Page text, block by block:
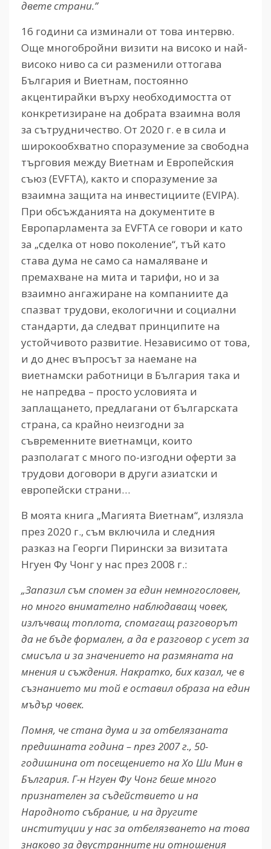
двете страни.”
16 години са изминали от това интервю.
Още многобройни визити на високо и най-
високо ниво са си разменили оттогава
България и Виетнам, постоянно
акцентирайки върху необходимостта от
конкретизиране на добрата взаимна воля
за сътрудничество. От 2020 г. е в сила и
широкообхватно споразумение за свободна
търговия между Виетнам и Европейския
съюз (EVFTA), както и споразумение за
взаимна защита на инвестициите (EVIPA).
При обсъжданията на документите в
Европарламента за EVFTA се говори и като
за „сделка от ново поколение“, тъй като
става дума не само са намаляване и
премахване на мита и тарифи, но и за
взаимно ангажиране на компаниите да
спазват трудови, екологични и социални
стандарти, да следват принципите на
устойчивото развитие. Независимо от това,
и до днес въпросът за наемане на
виетнамски работници в България така и
не напредва – просто условията и
заплащането, предлагани от българската
страна, са крайно неизгодни за
съвременните виетнамци, които
разполагат с много по-изгодни оферти за
трудови договори в други азиатски и
европейски страни…
В моята книга „Магията Виетнам“, излязла
през 2020 г., съм включила и следния
разказ на Георги Пирински за визитата
Нгуен Фу Чонг у нас през 2008 г.:
„Запазил съм спомен за един немногословен,
но много внимателно наблюдаващ човек,
излъчващ топлота, спомагащ разговорът
да не бъде формален, а да е разговор с усет за
смисъла и за значението на размяната на
мнения и съждения. Накратко, бих казал, че в
съзнанието ми той е оставил образа на един
мъдър човек.
Помня, че стана дума и за отбелязаната
предишната година – през 2007 г., 50-
годишнина от посещението на Хо Ши Мин в
България. Г-нНгуен Фу Чонгбеше много
признателен за съдействието и на
Народното събрание, и на другите
институции у нас за отбелязването на това
знаково за двустранните ни отношения